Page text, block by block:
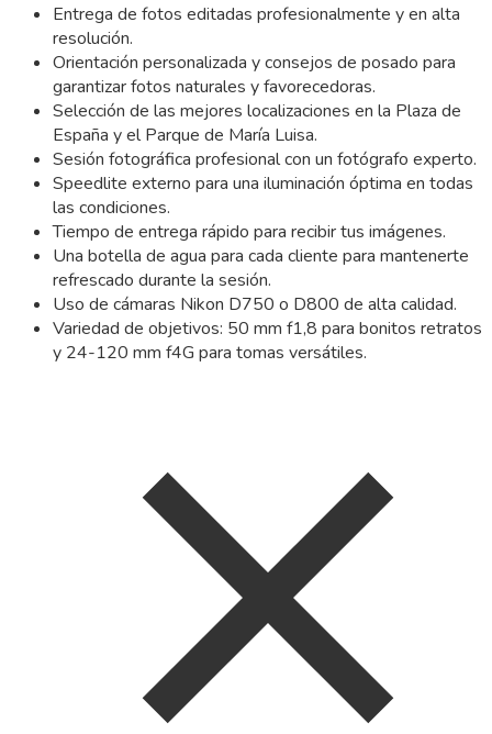
Entrega de fotos editadas profesionalmente y en alta
resolución.
Orientación personalizada y consejos de posado para
garantizar fotos naturales y favorecedoras.
Selección de las mejores localizaciones en la Plaza de
España y el Parque de María Luisa.
Sesión fotográfica profesional con un fotógrafo experto.
Speedlite externo para una iluminación óptima en todas
las condiciones.
Tiempo de entrega rápido para recibir tus imágenes.
Una botella de agua para cada cliente para mantenerte
refrescado durante la sesión.
Uso de cámaras Nikon D750 o D800 de alta calidad.
Variedad de objetivos: 50 mm f1,8 para bonitos retratos
y 24-120 mm f4G para tomas versátiles.